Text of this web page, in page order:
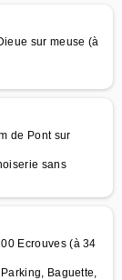
sur meuse (à
de Pont sur
sans
Ecrouves (à 34
Baguette,